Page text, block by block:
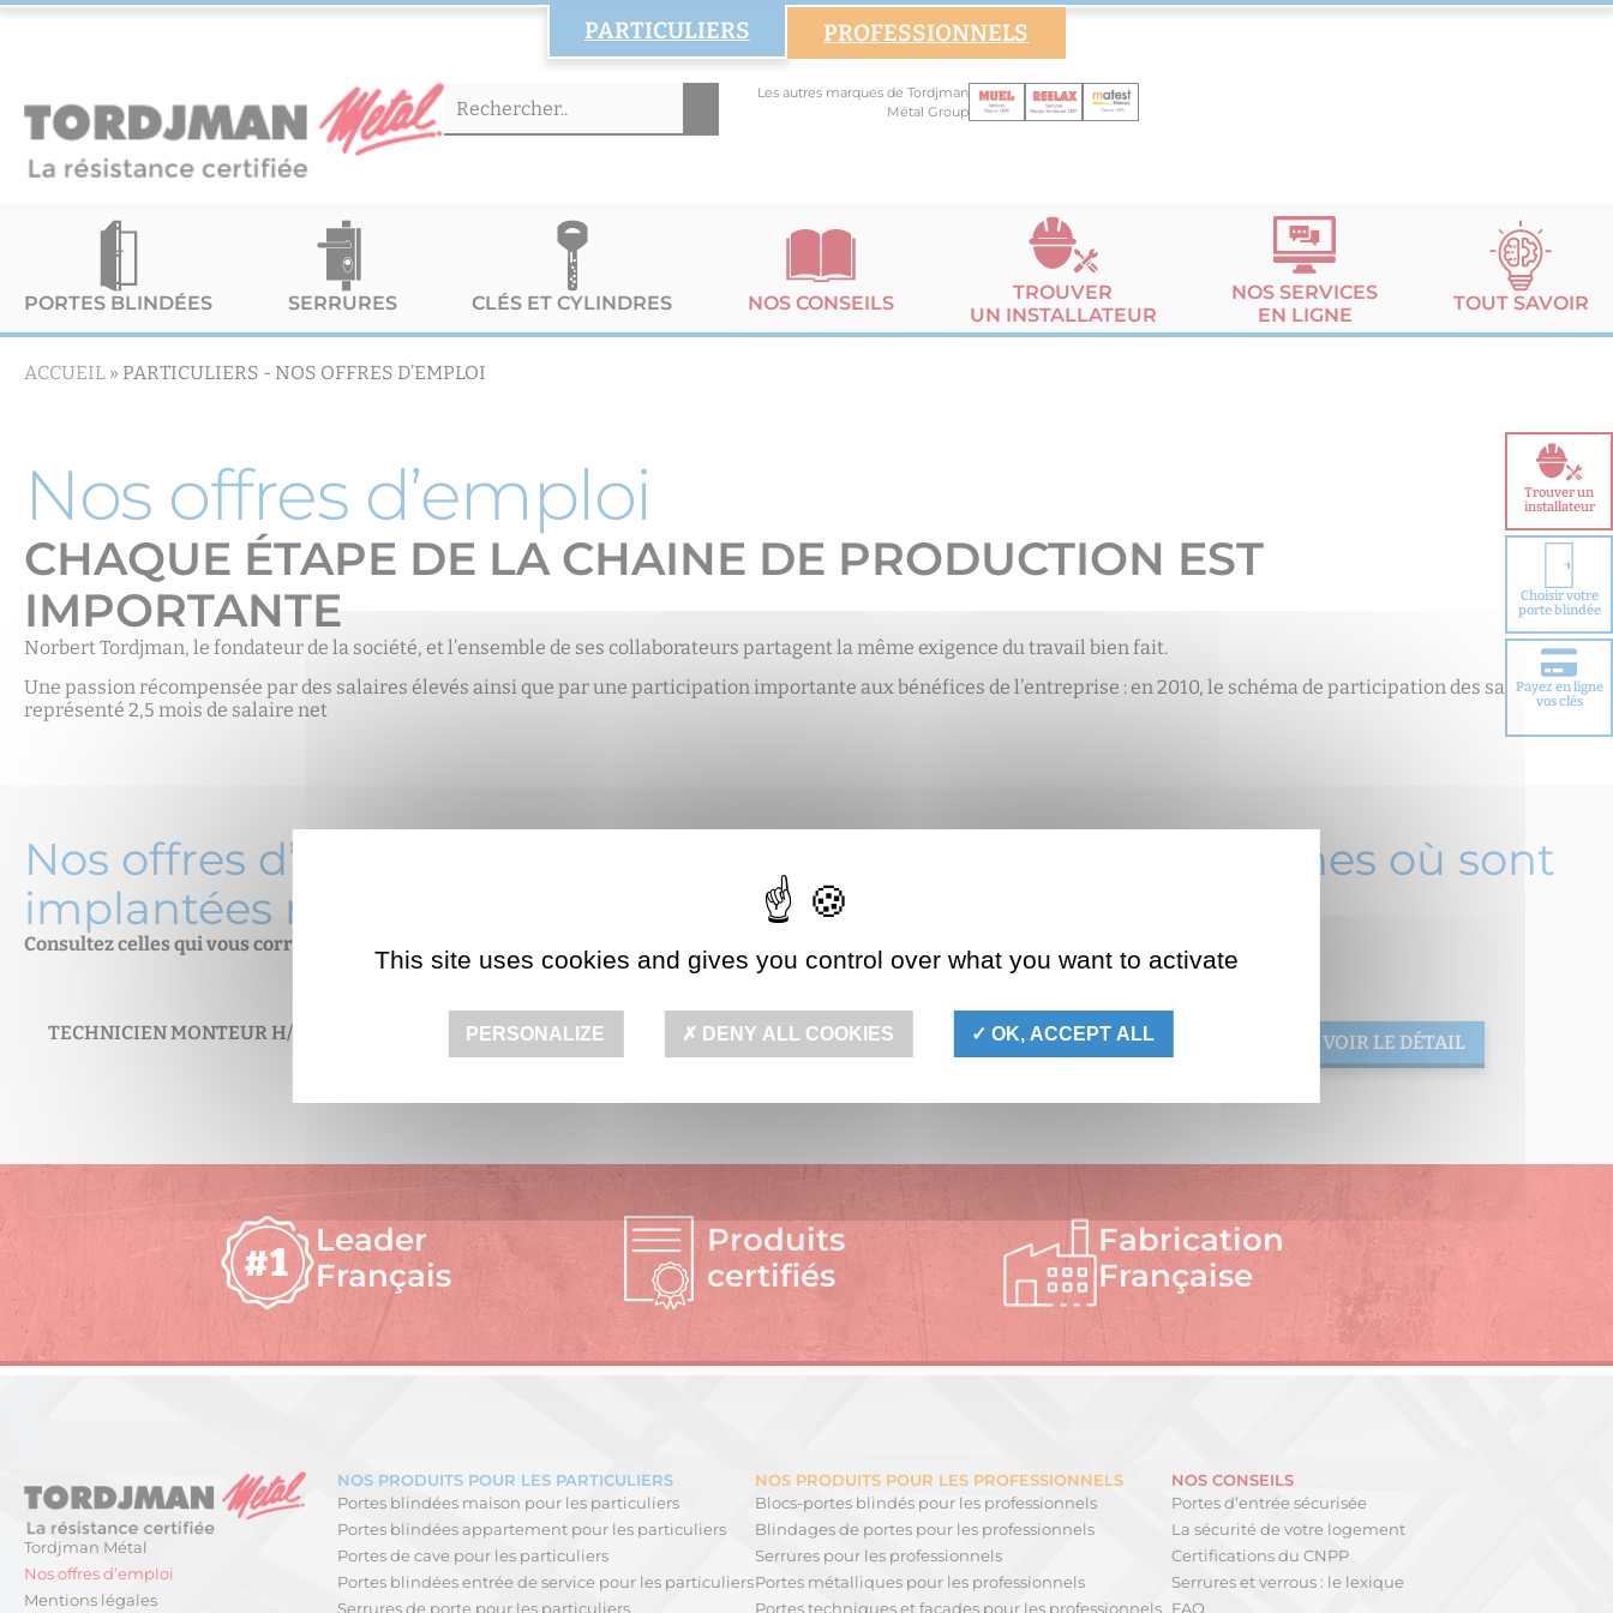
PARTICULIERS PROFESSIONNELS
Les autres marques de Tordjman
Métal Group
PORTES BLINDÉES SERRURES CLÉS ET CYLINDRES NOS CONSEILS
TROUVER
UN INSTALLATEUR
NOS SERVICES
EN LIGNE
TOUT SAVOIR
Trouver un
installateur
Choisir votre
porte blindée
Payez en ligne
vos clés
ACCUEIL » PARTICULIERS - NOS OFFRES D’EMPLOI
Nos offres d’emploi
CHAQUE ÉTAPE DE LA CHAINE DE PRODUCTION EST
IMPORTANTE
Norbert Tordjman, le fondateur de la société, et l’ensemble de ses collaborateurs partagent la même exigence du travail bien fait.
Une passion récompensée par des salaires élevés ainsi que par une participation importante aux bénéfices de l’entreprise : en 2010, le schéma de participation des salariés a
représenté 2,5 mois de salaire net
Nos offres d’emploi sont classées en fonction des communes où sont
implantées nos unités de production.
Consultez celles qui vous correspondent :
TECHNICIEN MONTEUR H/F VOIR LE DÉTAIL
Leader
Français
Produits
certifiés
Fabrication
Française
Tordjman Métal
Nos offres d’emploi
Mentions légales
NOS PRODUITS POUR LES PARTICULIERS
Portes blindées maison pour les particuliers
Portes blindées appartement pour les particuliers
Portes de cave pour les particuliers
Portes blindées entrée de service pour les particuliers
Serrures de porte pour les particuliers
NOS PRODUITS POUR LES PROFESSIONNELS
Blocs-portes blindés pour les professionnels
Blindages de portes pour les professionnels
Serrures pour les professionnels
Portes métalliques pour les professionnels
Portes techniques et façades pour les professionnels
NOS CONSEILS
Portes d’entrée sécurisée
La sécurité de votre logement
Certifications du CNPP
Serrures et verrous : le lexique
FAQ
This site uses cookies and gives you control over what you want to activate
PERSONALIZE DENY ALL COOKIES OK, ACCEPT ALL